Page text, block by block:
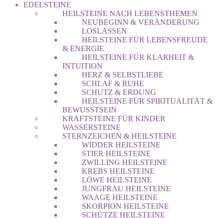
EDELSTEINE
HEILSTEINE NACH LEBENSTHEMEN
NEUBEGINN & VERÄNDERUNG
LOSLASSEN
HEILSTEINE FÜR LEBENSFREUDE
& ENERGIE
HEILSTEINE FÜR KLARHEIT &
INTUITION
HERZ & SELBSTLIEBE
SCHLAF & RUHE
SCHUTZ & ERDUNG
HEILSTEINE FÜR SPIRITUALITÄT &
BEWUSSTSEIN
KRAFTSTEINE FÜR KINDER
WASSERSTEINE
STERNZEICHEN & HEILSTEINE
WIDDER HEILSTEINE
STIER HEILSTEINE
ZWILLING HEILSTEINE
KREBS HEILSTEINE
LÖWE HEILSTEINE
JUNGFRAU HEILSTEINE
WAAGE HEILSTEINE
SKORPION HEILSTEINE
SCHÜTZE HEILSTEINE